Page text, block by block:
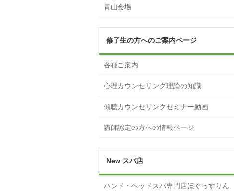
青山会場
修了生の方へのご案内ページ
各種ご案内
心理カウンセリング理論の知識
傾聴カウンセリングセミナー動画
講師認定の方への情報ページ
New スパ店
ハンド・ヘッドスパ専門店ほぐっすりん